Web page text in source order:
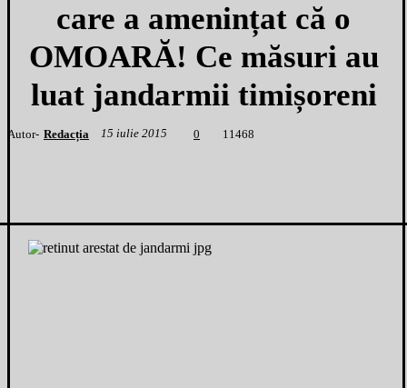
care a amenințat că o
OMOARĂ! Ce măsuri au
luat jandarmii timișoreni
Autor- Redacția 15 iulie 2015 0 1 1468